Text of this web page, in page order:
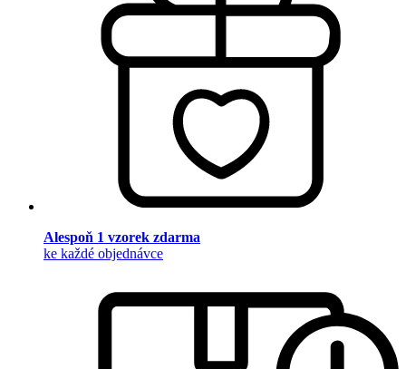
Alespoň 1 vzorek zdarma
ke každé objednávce